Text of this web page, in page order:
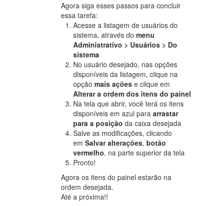
Agora siga esses passos para concluir
essa tarefa:
Acesse a listagem de usuários do
sistema, através domenu
Administrativo > Usuários > Do
sistema
No usuário desejado, nas opções
disponíveis da listagem, clique na
opçãomais ações e clique em
Alterar a ordem dos itens do painel
Na tela que abrir, você terá os itens
disponíveis em azul paraarrastar
para a posição da caixa desejada
Salve as modificações, clicando
emSalvar alterações,botão
vermelho, na parte superior da tela
Pronto!
Agora os itens do painel estarão na
ordem desejada.
Até a próxima!!